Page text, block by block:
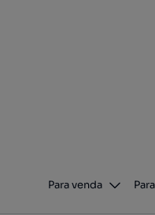
Para venda